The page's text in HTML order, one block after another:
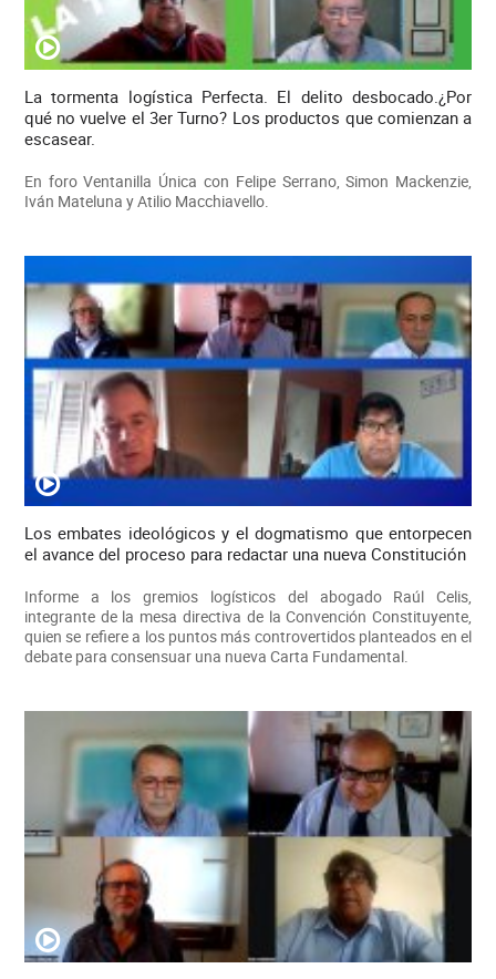
La tormenta logística Perfecta. El delito desbocado.¿Por
qué no vuelve el 3er Turno? Los productos que comienzan a
escasear.
En foro Ventanilla Única con Felipe Serrano, Simon Mackenzie,
Iván Mateluna y Atilio Macchiavello.
Los embates ideológicos y el dogmatismo que entorpecen
el avance del proceso para redactar una nueva Constitución
Informe a los gremios logísticos del abogado Raúl Celis,
integrante de la mesa directiva de la Convención Constituyente,
quien se refiere a los puntos más controvertidos planteados en el
debate para consensuar una nueva Carta Fundamental.